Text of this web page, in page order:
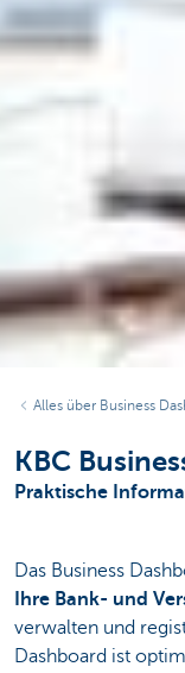
Alles über Business
KBC
Praktische
Das Business
Ihre Bank- und
verwalten und
Dashboard ist